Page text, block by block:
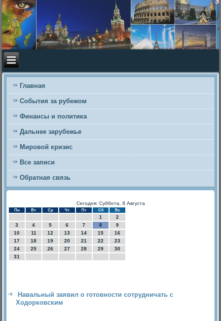
Главная
События за рубежом
Финансы и политика
Дальнее зарубежье
Мировой кризис
Все записи
Обратная связь
Сегодня: Суббота, 8 Августа
Пн Вт Ср Чт Пт Сб Вс
1
2
3
4 5 6 7 8
9
10
11 12 13 14 15
16
17
18 19 20 21 22
23
24
25 26 27 28 29
30
31
Навальный заявил о готовности сотрудничать с
Ходорковским